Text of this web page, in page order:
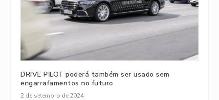
DRIVE PILOT poderá também ser usado sem
engarrafamentos no futuro
2 de setembro de 2024